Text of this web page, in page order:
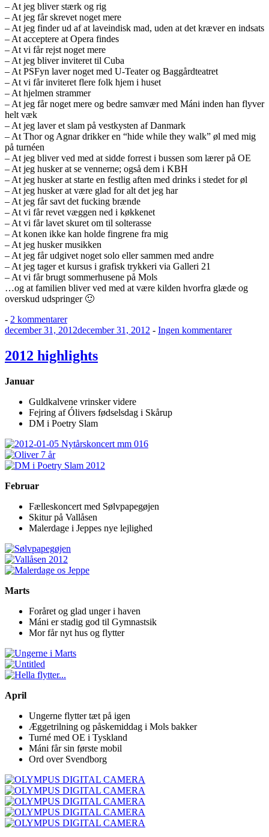
– At jeg bliver stærk og rig
– At jeg får skrevet noget mere
– At jeg finder ud af at laveindisk mad, uden at det kræver en indsats
– At acceptere at Opera findes
– At vi får rejst noget mere
– At jeg bliver inviteret til Cuba
– At PSFyn laver noget med U-Teater og Baggårdteatret
– At vi får inviteret flere folk hjem i huset
– At hjelmen strammer
– At jeg får noget mere og bedre samvær med Máni inden han flyver
helt væk
– At jeg laver et slam på vestkysten af Danmark
– At Thor og Agnar drikker en “hide while they walk” øl med mig
på turnéen
– At jeg bliver ved med at sidde forrest i bussen som lærer på OE
– At jeg husker at se vennerne; også dem i KBH
– At jeg husker at starte en festlig aften med drinks i stedet for øl
– At jeg husker at være glad for alt det jeg har
– At jeg får savt det fucking brænde
– At vi får revet væggen ned i køkkenet
– At vi får lavet skuret om til solterasse
– At konen ikke kan holde fingrene fra mig
– At jeg husker musikken
– At jeg får udgivet noget solo eller sammen med andre
– At jeg tager et kursus i grafisk trykkeri via Galleri 21
– At vi får brugt sommerhusene på Mols
…og at familien bliver ved med at være kilden hvorfra glæde og
overskud udspringer 🙂
- 2 kommentarertil
I
håber
jeg…
Udgivet
december 31, 2012december 31, 2012 - Ingen kommentarertil
2012 highlights
Januar
Guldkalvene vrinsker videre
Fejring af Ólivers fødselsdag i Skårup
DM i Poetry Slam
Februar
Fælleskoncert med Sølvpapegøjen
Skitur på Vallåsen
Malerdage i Jeppes nye lejlighed
Marts
Foråret og glad unger i haven
Máni er stadig god til Gymnastsik
Mor får nyt hus og flytter
April
Ungerne flytter tæt på igen
Æggetrilning og påskemiddag i Mols bakker
Turné med OE i Tyskland
Máni får sin første mobil
Ord over Svendborg